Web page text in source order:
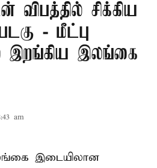
விபத்தில் சிக்கிய
- மீட்பு
இறங்கிய இலங்கை
am
இடையிலான